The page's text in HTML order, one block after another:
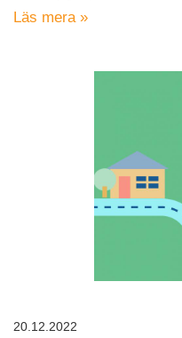
Läs mera »
20.12.2022